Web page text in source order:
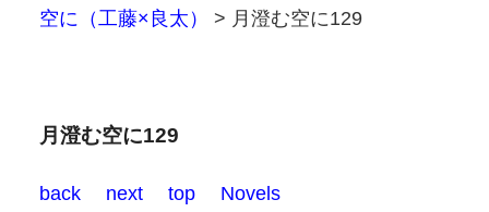
空に（工藤×良太）
> 月澄む空に129
月澄む空に129
back next top Novels